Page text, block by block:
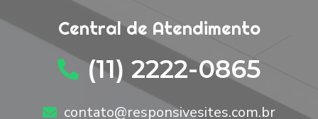
Central de Atendimento
(11) 2222-0865
contato@responsivesites.com.br